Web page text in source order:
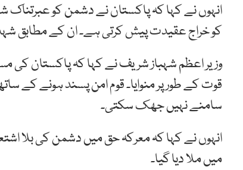
انہوں نے کہا کہ پاکستان نے دشمن کو عبرتناک
کو خراج عقیدت پیش کرتی ہے۔ ان کے مطابق
وزیر اعظم شہباز شریف نے کہا کہ پاکستان کی
قوت کے طور پر منوایا۔ قوم امن پسند ہونے کے
سامنے نہیں جھک سکتی۔
انہوں نے کہا کہ معرکہ حق میں دشمن کی بلا
میں ملا دیا گیا۔